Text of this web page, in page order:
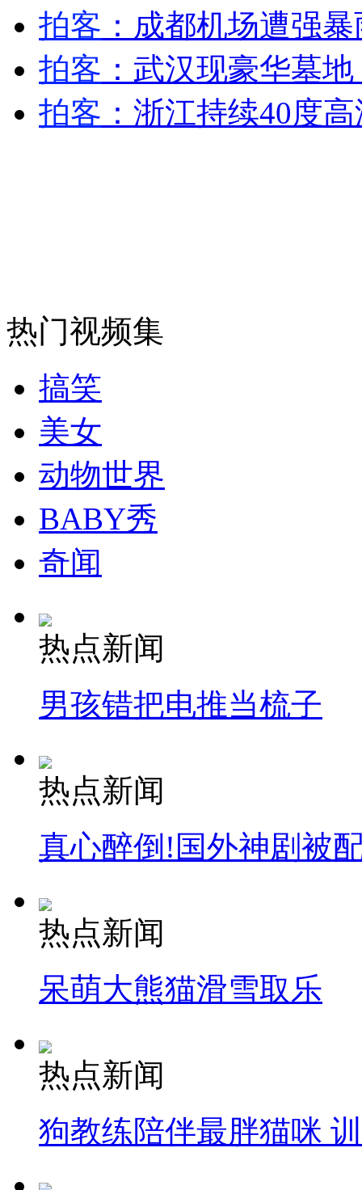
安徽一实载49人客车翻车
走！跟着总书记去植树
司机酒驾遇交警 急速倒车逃窜
拍客 ：成都机场遭强
拍客 ：武汉现豪华墓
拍客 ：浙江持续40度
热门视频集
搞笑
美女
动物世界
BABY秀
奇闻
热点新闻
男孩错把电推当梳子
热点新闻
真心醉倒!国外神剧被
热点新闻
呆萌大熊猫滑雪取乐
热点新闻
狗教练陪伴最胖猫咪